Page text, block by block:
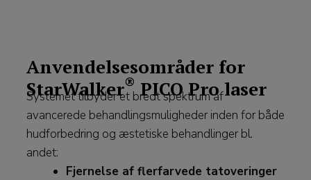
Anvendelsesområder for
StarWalker®PICO Pro laser
Systemet tilbyder et bredt spektrum af
avancerede behandlingsmuligheder inden for både
hudforbedring og æstetiske behandlinger bl.
andet:
Fjernelse af flerfarvede tatoveringer